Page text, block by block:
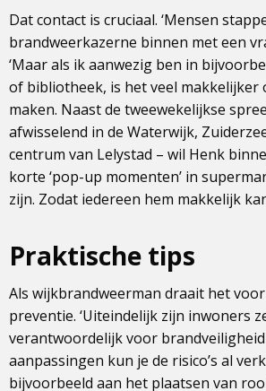
Dat contact is cruciaal. ‘Mensen
brandweerkazerne binnen met een
‘Maar als ik aanwezig ben in
of bibliotheek, is het veel makkelijker
maken. Naast de tweewekelijkse
afwisselend in de Waterwijk,
centrum van Lelystad – wil Henk
korte ‘pop-up momenten’ in
zijn. Zodat iedereen hem makkelijk
Praktische tips
Als wijkbrandweerman draait het
preventie. ‘Uiteindelijk zijn inwoners
verantwoordelijk voor
aanpassingen kun je de risico’s al
bijvoorbeeld aan het plaatsen van